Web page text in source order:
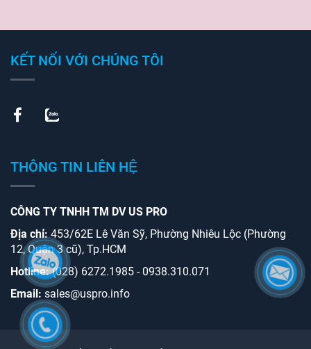
KẾT NỐI VỚI CHÚNG TÔI
THÔNG TIN LIÊN HỆ
CÔNG TY TNHH TM DV US PRO
Địa chỉ:453/62E Lê Văn Sỹ, Phường Nhiêu Lộc (Phường
12, Quận 3 cũ), Tp.HCM
Hotline:(028) 6272.1985 - 0938.310.071
Email: sales@uspro.info